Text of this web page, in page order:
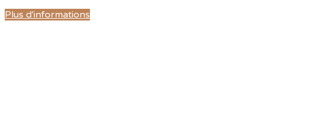
Plus d'informations